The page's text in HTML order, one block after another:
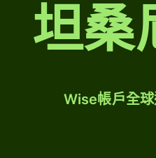
坦桑
Wise帳戶全